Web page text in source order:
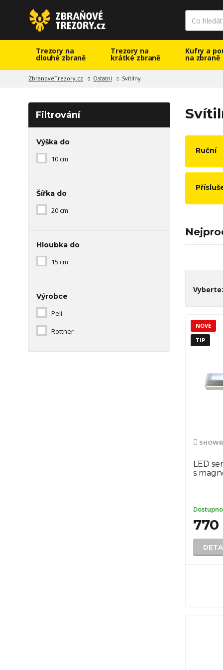
Trezory na
dlouhé zbraně
Trezory na
krátké zbraně
Kufry a
na zbraně
ZbranoveTrezory.cz Ostatní Svítilny
Filtrování
Výška do
10 cm
Šířka do
20 cm
Hloubka do
15 cm
Výrobce
Peli
Rottner
Ruční
Vyberte:
LED
s
770
NOVÉ
TIP